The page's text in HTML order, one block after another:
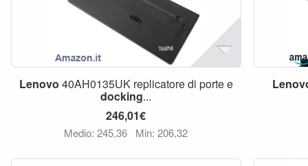
Lenovo 40AH0135UK replicatore di porte e
docking...
246,01€
Medio: 245,36 Min: 206,32